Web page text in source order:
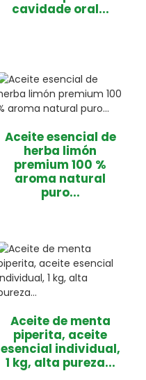
cavidade oral...
Aceite esencial de
herba limón
premium 100 %
aroma natural
puro...
Aceite de menta
piperita, aceite
esencial individual,
1 kg, alta pureza...